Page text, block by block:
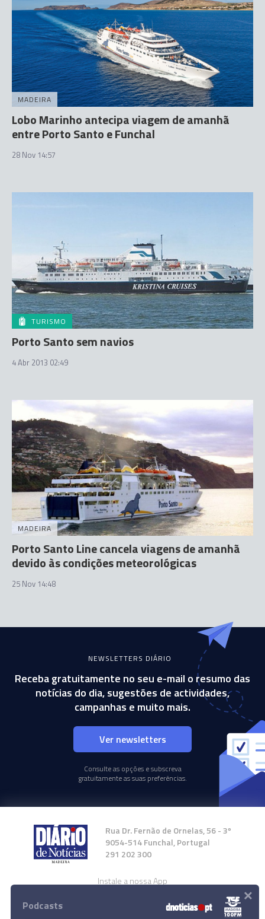
MADEIRA
Lobo Marinho antecipa viagem de amanhã
entre Porto Santo e Funchal
28 Nov 14:57
TURISMO
Porto Santo sem navios
4 Abr 2013 02:49
MADEIRA
Porto Santo Line cancela viagens de amanhã
devido às condições meteorológicas
25 Nov 14:48
NEWSLETTERS DIÁRIO
Receba gratuitamente no seu e-mail o resumo das
notícias do dia, sugestões de actividades,
campanhas e muito mais.
Ver newsletters
Consulte as opções e subscreva
gratuitamente as suas preferências.
Rua Dr. Fernão de Ornelas, 56 - 3º
9054-514 Funchal, Portugal
291 202 300
Instale a nossa App
Podcasts ×